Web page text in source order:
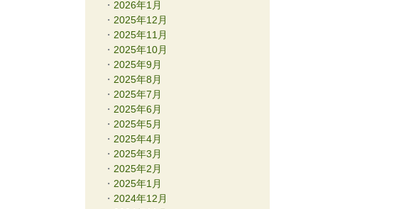
2026年1月
2025年12月
2025年11月
2025年10月
2025年9月
2025年8月
2025年7月
2025年6月
2025年5月
2025年4月
2025年3月
2025年2月
2025年1月
2024年12月